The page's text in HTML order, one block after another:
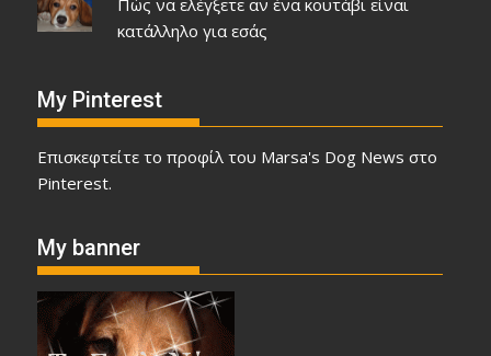
κατάλληλο για εσάς
My Pinterest
Επισκεφτείτε το προφίλ του Marsa's Dog News στο
Pinterest.
My banner